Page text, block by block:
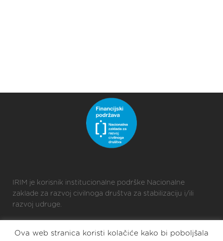
IRIM je korisnik institucionalne podrške Nacionalne
zaklade za razvoj civilnoga društva za stabilizaciju i/ili
razvoj udruge.
Ova web stranica koristi kolačiće kako bi poboljšala